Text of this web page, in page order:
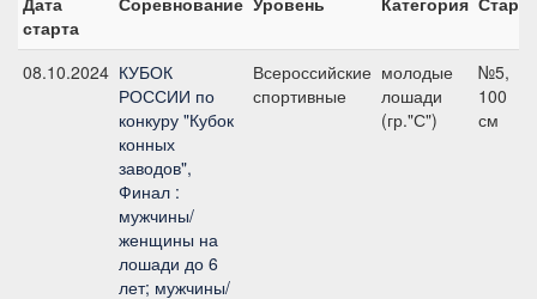
старта
08.10.2024 КУБОК
РОССИИ по
конкуру "Кубок
конных
заводов",
Финал :
мужчины/
женщины на
лошади до 6
лет; мужчины/
Всероссийские
спортивные
молодые
лошади
(гр."С")
№5,
100
см